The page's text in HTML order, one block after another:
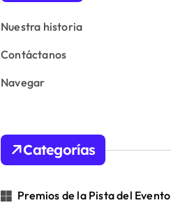
Nuestra historia
Contáctanos
Navegar
Categorías
Premios de la Pista del Evento